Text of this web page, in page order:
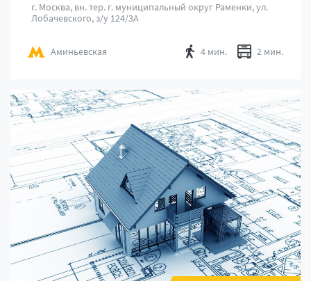
г. Москва, вн. тер. г. муниципальный округ Раменки, ул.
Лобачевского, з/у 124/3А
Аминьевская 4 мин. 2 мин.